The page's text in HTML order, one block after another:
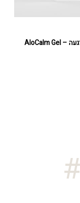
מסכת ג'ל להרגעה – AloCalm Gel